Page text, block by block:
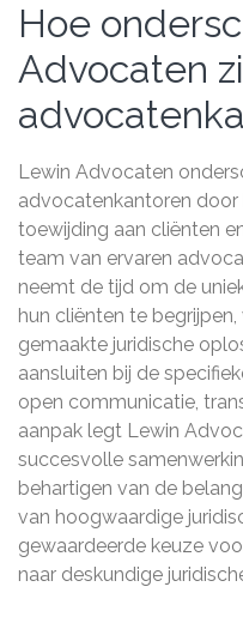
Hoe
Advocaten
Lewin Advocaten
advocatenkantoren door
toewijding aan cliënten
team van ervaren
neemt de tijd om de
hun cliënten te
gemaakte juridische
aansluiten bij de
open communicatie,
aanpak legt Lewin
succesvolle
behartigen van de
van hoogwaardige
gewaardeerde keuze
naar deskundige